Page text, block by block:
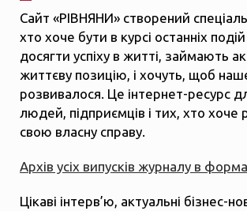
Сайт «РІВНЯНИ» створений
хто хоче бути в курсі останніх подій
досягти успіху в житті, займають
життєву позицію, і хочуть, щоб
розвивалося. Це інтернет-ресурс
людей, підприємців і тих, хто хоче
свою власну справу.
Архів усіх випусків журналу в
Цікаві інтерв’ю, актуальні бізнес-